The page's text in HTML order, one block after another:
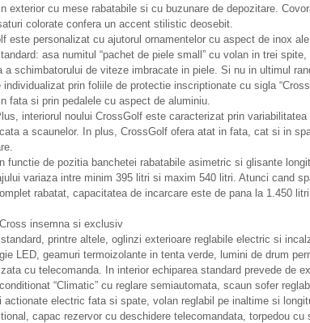
exterior cu mese rabatabile si cu buzunare de depozitare.
colorate confera un accent stilistic deosebit.
este personalizat cu ajutorul ornamentelor cu aspect de inox
asa numitul “pachet de piele small” cu volan in trei
a schimbatorului de viteze imbracate in piele. Si nu in ultimul
prin foliile de protectie inscriptionate cu sigla
fata si prin pedalele cu aspect de aluminiu.
interiorul noului CrossGolf este caracterizat prin variabilitatea
a scaunelor. In plus, CrossGolf ofera atat in fata, cat si in
functie de pozitia banchetei rabatabile asimetric si glisante
variaza intre minim 395 litri si maxim 540 litri. Atunci cand
rabatat, capacitatea de incarcare este de pana la 1.450
insemna si exclusiv
printre altele, oglinzi exterioare reglabile electric si
LED, geamuri termoizolante in tenta verde, lumini de drum
cu telecomanda. In interior echiparea standard prevede de
“Climatic” cu reglare semiautomata, scaun sofer
actionate electric fata si spate, volan reglabil pe inaltime si
capac rezervor cu deschidere telecomandata, torpedou cu